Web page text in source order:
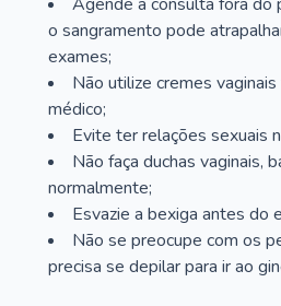
o sangramento pode
exames;
Não utilize cremes
médico;
Evite ter relações sexuais
Não faça duchas vaginais,
normalmente;
Esvazie a bexiga antes do
Não se preocupe com os
precisa se depilar para ir ao